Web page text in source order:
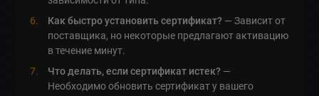
Как быстро установить сертификат? — Зависит от
поставщика, но некоторые предлагают активацию
в течение минут.
Что делать, если сертификат истек? —
Необходимо обновить сертификат у вашего